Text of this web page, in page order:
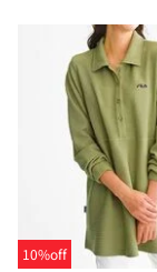
10%off